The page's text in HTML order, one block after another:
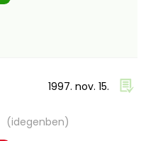
1997. nov. 15.
(idegenben)